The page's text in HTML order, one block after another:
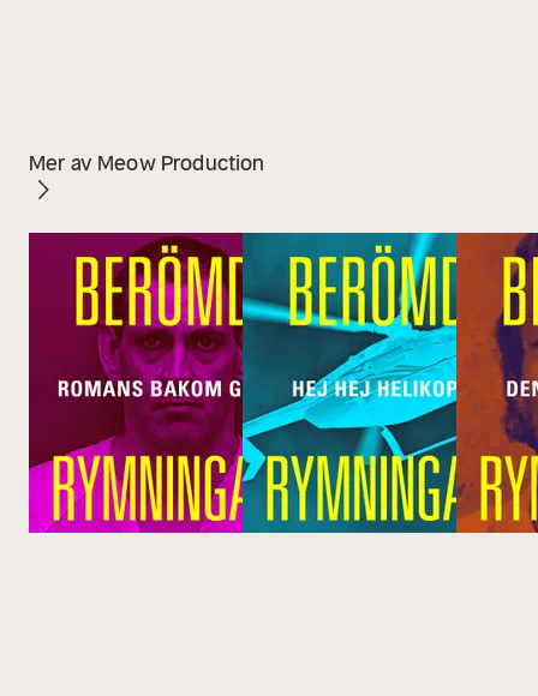
Mer av Meow Production